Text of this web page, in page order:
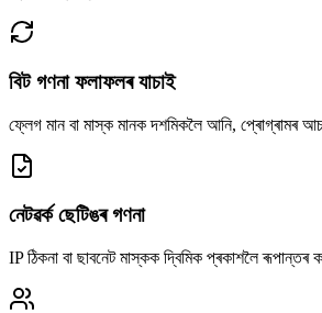
বিট গণনা ফলাফলৰ যাচাই
ফ্লেগ মান বা মাস্ক মানক দশমিকলৈ আনি, প্ৰোগ্ৰামৰ
নেটৱৰ্ক ছেটিঙৰ গণনা
IP ঠিকনা বা ছাবনেট মাস্কক দ্বিমিক প্ৰকাশলৈ ৰূপান্তৰ